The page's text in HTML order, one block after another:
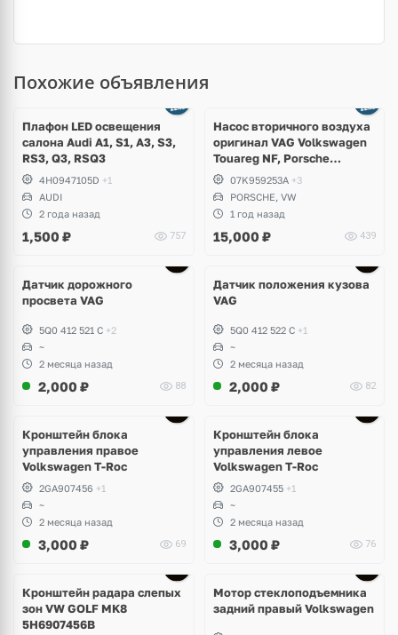
Похожие объявления
Плафон LED освещения
салона Audi A1, S1, A3, S3,
RS3, Q3, RSQ3
4H0947105D +1
AUDI
2 года назад
1,500 ₽ 757
Насос вторичного воздуха
оригинал VAG Volkswagen
Touareg NF, Porsche
Cayenne 958 S Hybrid
07K959253A +3
PORSCHE, VW
1 год назад
15,000 ₽ 439
Датчик дорожного
просвета VAG
5Q0 412 521 C +2
~
2 месяца назад
2,000 ₽ 88
Датчик положения кузова
VAG
5Q0 412 522 C +1
~
2 месяца назад
2,000 ₽ 82
Кронштейн блока
управления правое
Volkswagen T-Roc
2GA907456 +1
~
2 месяца назад
3,000 ₽ 69
Кронштейн блока
управления левое
Volkswagen T-Roc
2GA907455 +1
~
2 месяца назад
3,000 ₽ 76
Кронштейн радара слепых
зон VW GOLF MK8
5H6907456B
Мотор стеклоподъемника
задний правый Volkswagen